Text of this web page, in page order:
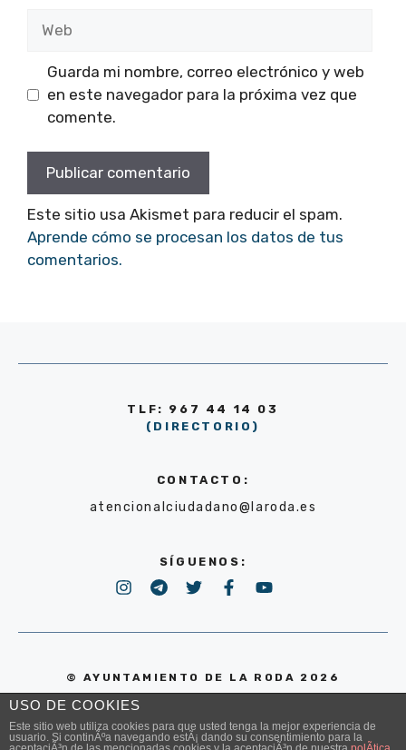
Guarda mi nombre, correo electrónico y web
en este navegador para la próxima vez que
comente.
Este sitio usa Akismet para reducir el spam.
Aprende cómo se procesan los datos de tus
comentarios.
TLF: 967 44 14 03
(DIRECTORIO)
CONTACTO:
atencionalciudadano@laroda.es
SÍGUENOS:
© AYUNTAMIENTO DE LA RODA 2026
POLÍTICA DE PRIVACIDAD
USO DE COOKIES
Este sitio web utiliza cookies para que usted tenga la mejor experiencia de
usuario. Si continÃºa navegando estÃ¡ dando su consentimiento para la